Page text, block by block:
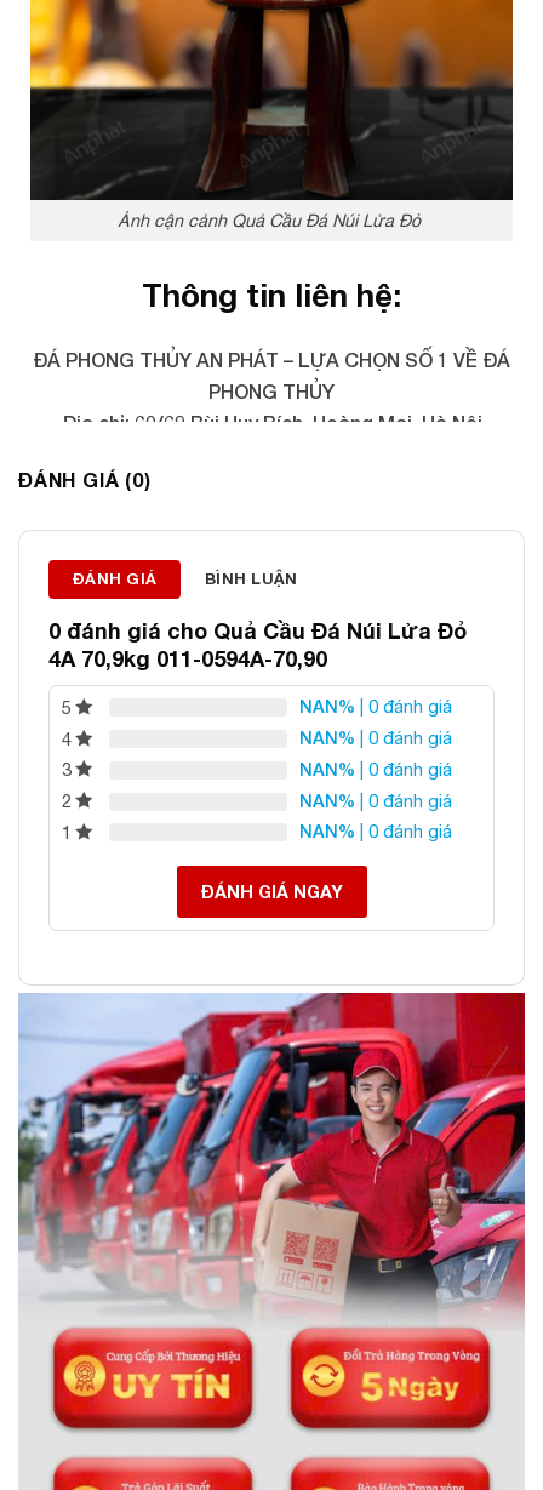
Ảnh cận cảnh Quả Cầu Đá Núi Lửa Đỏ
Thông tin liên hệ:
ĐÁ PHONG THỦY AN PHÁT – LỰA CHỌN SỐ 1 VỀ ĐÁ
PHONG THỦY
Địa chỉ: 60/69 Bùi Huy Bích, Hoàng Mai, Hà Nội
Email:
ĐÁNH GIÁ (0)
ĐÁNH GIÁ BÌNH LUẬN
0 đánh giá cho Quả Cầu Đá Núi Lửa Đỏ
4A 70,9kg 011-0594A-70,90
5 NAN% | 0 đánh giá
4
NAN% | 0 đánh giá
3
NAN% | 0 đánh giá
2
NAN% | 0 đánh giá
1
NAN% | 0 đánh giá
ĐÁNH GIÁ NGAY